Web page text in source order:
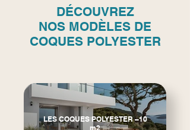
DÉCOUVREZ
NOS MODÈLES DE
COQUES POLYESTER
LES COQUES POLYESTER –10
m2